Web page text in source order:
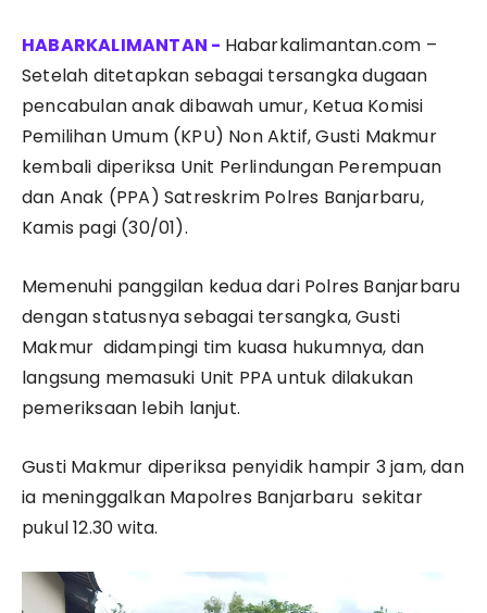
Habarkalimantan.com –
Setelah ditetapkan sebagai tersangka dugaan
pencabulan anak dibawah umur, Ketua Komisi
Pemilihan Umum (KPU) Non Aktif, Gusti Makmur
kembali diperiksa Unit Perlindungan Perempuan
dan Anak (PPA) Satreskrim Polres Banjarbaru,
Kamis pagi (30/01).
Memenuhi panggilan kedua dari Polres Banjarbaru
dengan statusnya sebagai tersangka, Gusti
Makmur didampingi tim kuasa hukumnya, dan
langsung memasuki Unit PPA untuk dilakukan
pemeriksaan lebih lanjut.
Gusti Makmur diperiksa penyidik hampir 3 jam, dan
ia meninggalkan Mapolres Banjarbaru sekitar
pukul 12.30 wita.